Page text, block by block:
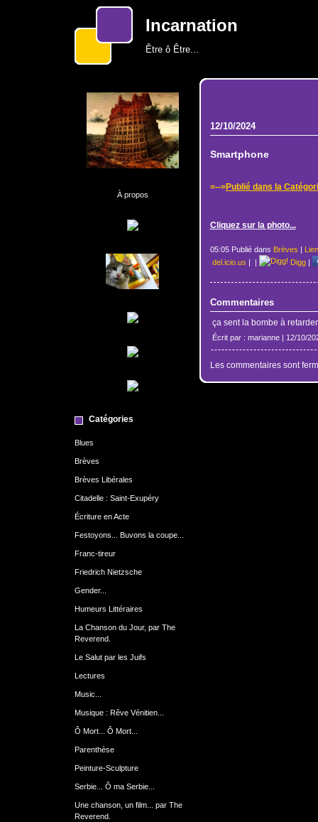
Incarnation
Être ô Être...
À propos
Catégories
Blues
Brèves
Brèves Libérales
Citadelle : Saint-Exupéry
Écriture en Acte
Festoyons... Buvons la coupe...
Franc-tireur
Friedrich Nietzsche
Gender...
Humeurs Littéraires
La Chanson du Jour, par The
Reverend.
Le Salut par les Juifs
Lectures
Music...
Musique : Rêve Vénitien...
Ô Mort... Ô Mort...
Parenthèse
Peinture-Sculpture
Serbie... Ô ma Serbie...
Une chanson, un film... par The
Reverend.
12/10/2024
Smartphone
=--=Publié dans la
Cliquez sur la photo...
05:05 Publié dans Brèves |
del.icio.us | | Digg|
Commentaires
ça sent la bombe à
Écrit par : marianne | 12/10/
Les commentaires sont